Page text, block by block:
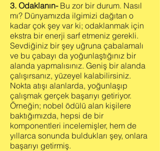
3. Odaklanın-Bu zor bir durum. Nasıl
mı? Dünyamızda ilgimizi dağıtan o
kadar çok şey var ki; odaklanmak için
ekstra bir enerji sarf etmeniz gerekli.
Sevdiğiniz bir şey uğruna çabalamalı
ve bu çabayı da yoğunlaştığınız bir
alanda yapmalısınız. Geniş bir alanda
çalışırsanız, yüzeyel kalabilirsiniz.
Nokta atışı alanlarda, yoğunlaşıp
çalışmak gerçek başarıyı getiriyor.
Örneğin; nobel ödülü alan kişilere
baktığımızda, hepsi de bir
komponentleri incelemişler, hem de
yıllarca sonunda buldukları şey, onlara
başarıyı getirmiş.